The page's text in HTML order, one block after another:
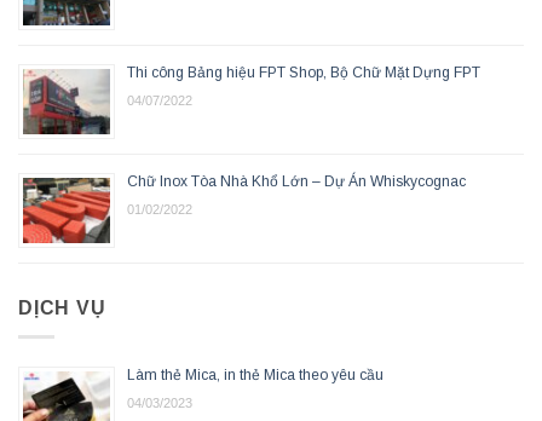
Thi công Bảng hiệu FPT Shop, Bộ Chữ Mặt Dựng FPT
04/07/2022
Chữ Inox Tòa Nhà Khổ Lớn – Dự Án Whiskycognac
01/02/2022
DỊCH VỤ
Làm thẻ Mica, in thẻ Mica theo yêu cầu
04/03/2023